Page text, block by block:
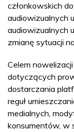
członkowskich
audiowizualnych
audiowizualnych
zmianę sytuacji
Celem
dotyczących
dostarczania
reguł
medialnych,
konsumentów, w